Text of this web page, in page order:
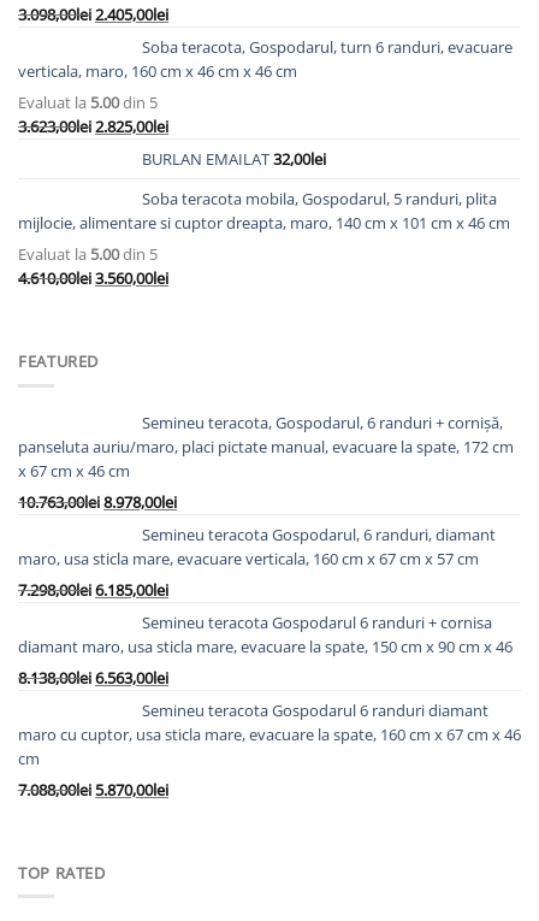
3.098,00leiPrețul
fost:
3.098,00lei.
2.405,00leiPrețul
curent
Soba teracota, Gospodarul, turn 6 randuri, evacuare
verticala, maro, 160 cm x 46 cm x 46 cm
Evaluat la 5.00din 5
3.623,00leiPrețul
3.623,00lei.
2.825,00leiPrețul
curent
2.825,00lei.
BURLAN EMAILAT32,00lei
Soba teracota mobila, Gospodarul, 5 randuri, plita
mijlocie, alimentare si cuptor dreapta, maro, 140 cm x 101 cm x 46 cm
Evaluat la 5.00din 5
4.610,00leiPrețul
4.610,00lei.
3.560,00leiPrețul
FEATURED
Semineu teracota, Gospodarul, 6 randuri + cornișă,
panseluta auriu/maro, placi pictate manual, evacuare la spate, 172 cm
x 67 cm x 46 cm
10.763,00leiPrețul
a
10.763,00lei.
8.978,00leiPrețul
curent
Semineu teracota Gospodarul, 6 randuri, diamant
maro, usa sticla mare, evacuare verticala, 160 cm x 67 cm x 57 cm
7.298,00leiPrețul
fost:
7.298,00lei.
6.185,00leiPrețul
curent
este:
6.185,00lei.
Semineu teracota Gospodarul 6 randuri + cornisa
diamant maro, usa sticla mare, evacuare la spate, 150 cm x 90 cm x 46
8.138,00leiPrețul
fost:
6.563,00leiPrețul
curent
este:
6.563,00lei.
Semineu teracota Gospodarul 6 randuri diamant
maro cu cuptor, usa sticla mare, evacuare la spate, 160 cm x 67 cm x 46
cm
7.088,00leiPrețul
7.088,00lei.
5.870,00leiPrețul
TOP RATED